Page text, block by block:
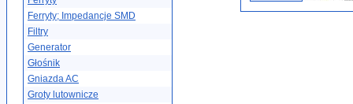
Ferryty; Impedancje SMD
Filtry
Generator
Głośnik
Gniazda AC
Groty lutownicze